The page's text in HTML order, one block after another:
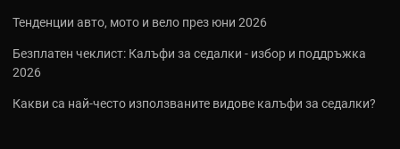
Тенденции авто, мото и вело през юни 2026
Безплатен чеклист: Калъфи за седалки - избор и поддръжка
2026
Какви са най‑често използваните видове калъфи за седалки?